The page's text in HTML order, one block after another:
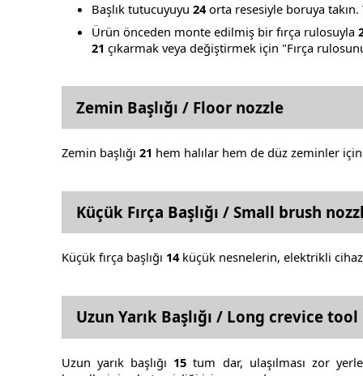
Başlık tutucuyuyu24orta resesiyle boruya
Ürün önceden monte edilmiş bir fırça rulosuyla
21 çıkarmak veya değiştirmek için "Fırça
Zemin Başlığı / Floor nozzle
Zemin başlığı 21 hem halılar hem de düz zeminler
Küçük Fırça Başlığı / Small brush
Küçük fırça başlığı 14küçük nesnelerin, elektrikli
Uzun Yarık Başlığı / Long crevice tool
Uzun yarık başlığı 15 tum dar, ulaşılması zor